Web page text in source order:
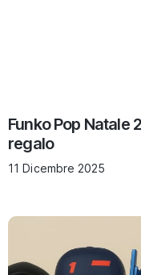
Funko Pop Natale
regalo
11 Dicembre 2025